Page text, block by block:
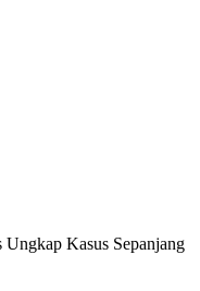
Ungkap Kasus Sepanjang